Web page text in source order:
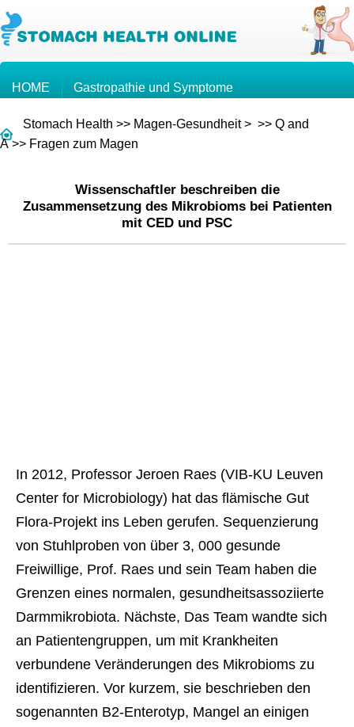
HOME Gastropathie und Symptome
Wissen über den Magen
Fragen und Antworten
Stomach Health >> Magen-Gesundheit> >> Q and
A>> Fragen zum Magen
Wissenschaftler beschreiben die
Zusammensetzung des Mikrobioms bei Patienten
mit CED und PSC
In 2012, Professor Jeroen Raes (VIB-KU Leuven
Center for Microbiology) hat das flämische Gut
Flora-Projekt ins Leben gerufen. Sequenzierung
von Stuhlproben von über 3, 000 gesunde
Freiwillige, Prof. Raes und sein Team haben die
Grenzen eines normalen, gesundheitsassoziierte
Darmmikrobiota. Nächste, Das Team wandte sich
an Patientengruppen, um mit Krankheiten
verbundene Veränderungen des Mikrobioms zu
identifizieren. Vor kurzem, sie beschrieben den
sogenannten B2-Enterotyp, Mangel an einigen